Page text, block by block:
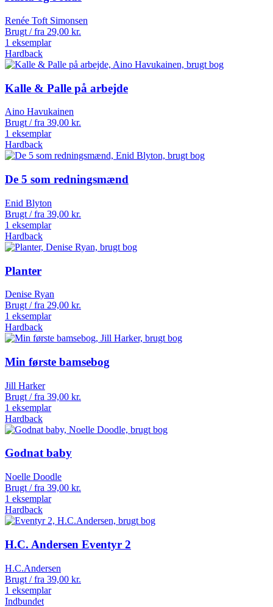
Renée Toft Simonsen
Brugt / fra 29,00 kr.
1 eksemplar
Hardback
Kalle & Palle på arbejde
Aino Havukainen
Brugt / fra 39,00 kr.
1 eksemplar
Hardback
De 5 som redningsmænd
Enid Blyton
Brugt / fra 39,00 kr.
1 eksemplar
Hardback
Planter
Denise Ryan
Brugt / fra 29,00 kr.
1 eksemplar
Hardback
Min første bamsebog
Jill Harker
Brugt / fra 39,00 kr.
1 eksemplar
Hardback
Godnat baby
Noelle Doodle
Brugt / fra 39,00 kr.
1 eksemplar
Hardback
H.C. Andersen Eventyr 2
H.C.Andersen
Brugt / fra 39,00 kr.
1 eksemplar
Indbundet